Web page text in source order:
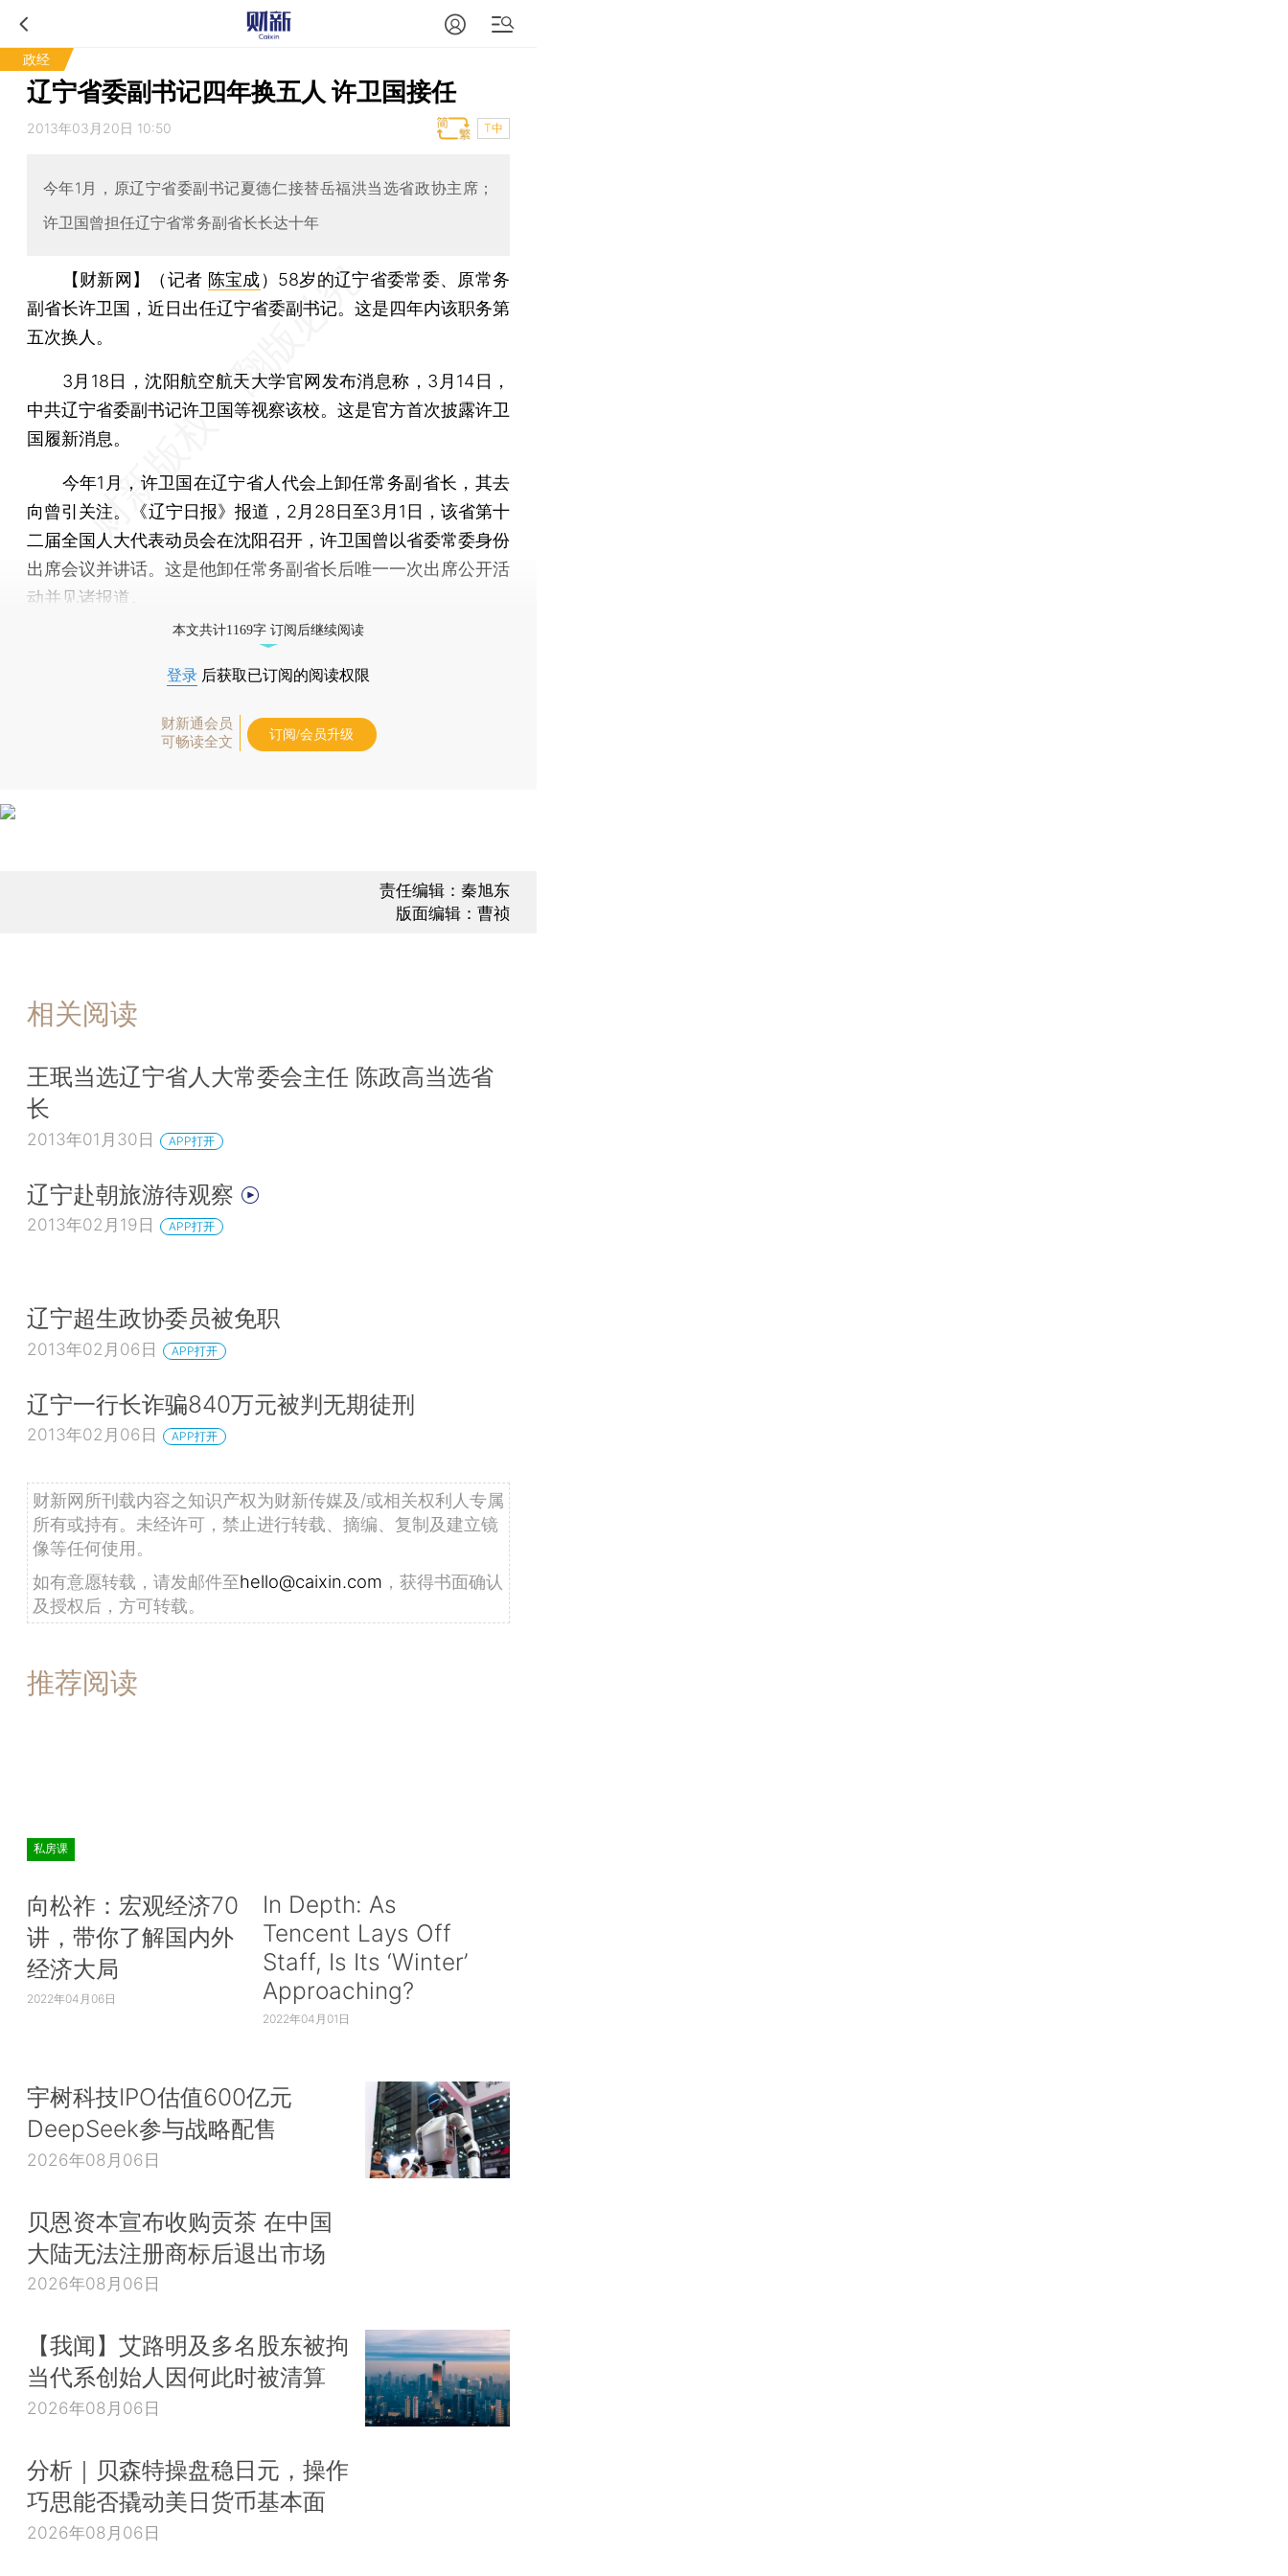
政经
辽宁省委副书记四年换五人 许卫国接任
2013年03月20日 10:50 T中
今年1月，原辽宁省委副书记夏德仁接替岳福洪当选省政协主席；
许卫国曾担任辽宁省常务副省长长达十年
【财新网】（记者 陈宝成） 58岁的辽宁省委常委、原常务
副省长许卫国，近日出任辽宁省委副书记。这是四年内该职务第
五次换人。
3月18日，沈阳航空航天大学官网发布消息称，3月14日，
中共辽宁省委副书记许卫国等视察该校。这是官方首次披露许卫
国履新消息。
今年1月，许卫国在辽宁省人代会上卸任常务副省长，其去
向曾引关注。《辽宁日报》报道，2月28日至3月1日，该省第十
二届全国人大代表动员会在沈阳召开，许卫国曾以省委常委身份
出席会议并讲话。这是他卸任常务副省长后唯一一次出席公开活
动并见诸报道。
本文共计1169字 订阅后继续阅读
登录 后获取已订阅的阅读权限
财新通会员
可畅读全文
订阅/会员升级
责任编辑：秦旭东
版面编辑：曹祯
相关阅读
王珉当选辽宁省人大常委会主任 陈政高当选省
长
2013年01月30日 APP打开
辽宁赴朝旅游待观察
2013年02月19日 APP打开
辽宁超生政协委员被免职
2013年02月06日 APP打开
辽宁一行长诈骗840万元被判无期徒刑
2013年02月06日 APP打开
财新网所刊载内容之知识产权为财新传媒及/或相关权利人专属
所有或持有。未经许可，禁止进行转载、摘编、复制及建立镜
像等任何使用。
如有意愿转载，请发邮件至hello@caixin.com ，获得书面确认
及授权后，方可转载。
推荐阅读
私房课
向松祚：宏观经济70
讲，带你了解国内外
经济大局
2022年04月06日
In Depth: As
Tencent Lays Off
Staff, Is Its ‘Winter’
Approaching?
2022年04月01日
宇树科技IPO估值600亿元
DeepSeek参与战略配售
2026年08月06日
贝恩资本宣布收购贡茶 在中国
大陆无法注册商标后退出市场
2026年08月06日
【我闻】艾路明及多名股东被拘
当代系创始人因何此时被清算
2026年08月06日
分析｜贝森特操盘稳日元，操作
巧思能否撬动美日货币基本面
2026年08月06日